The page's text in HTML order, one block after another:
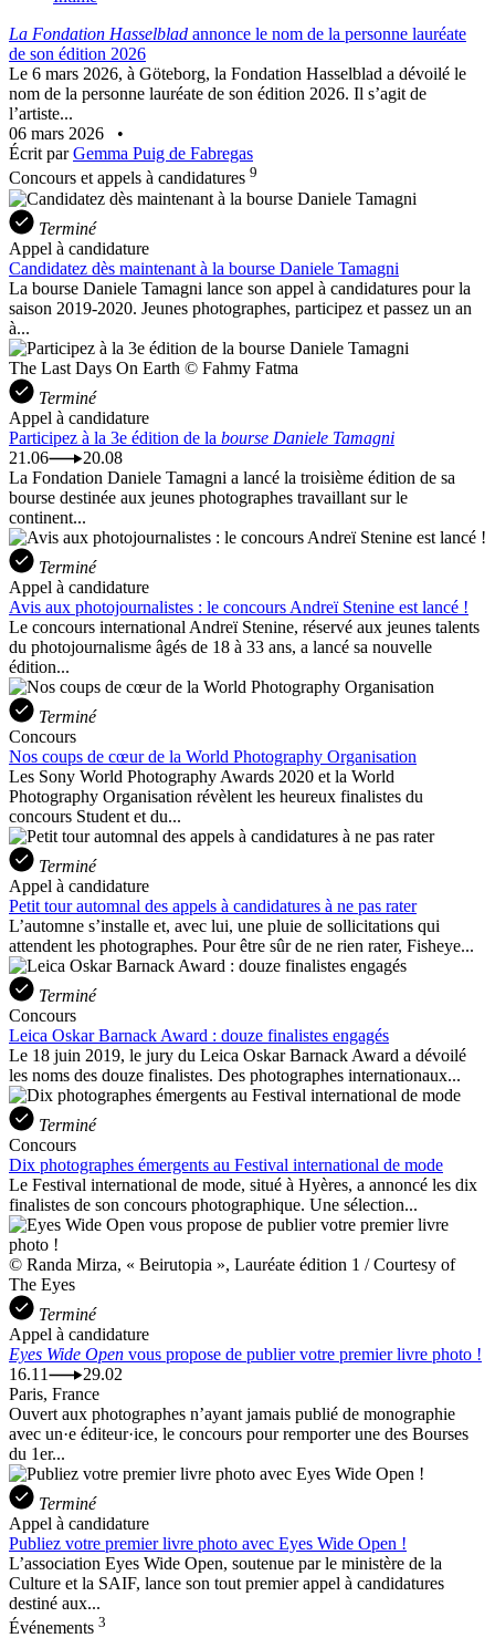
La Fondation Hasselblad annonce le nom de la personne lauréate
de son édition 2026
Le 6 mars 2026, à Göteborg, la Fondation Hasselblad a dévoilé le
nom de la personne lauréate de son édition 2026. Il s’agit de
l’artiste...
06 mars 2026
•
Écrit parGemma Puig de Fabregas
Concours et appels à candidatures 9
Terminé
Appel à candidature
Candidatez dès maintenant à la bourse Daniele Tamagni
La bourse Daniele Tamagni lance son appel à candidatures pour la
saison 2019-2020. Jeunes photographes, participez et passez un an
à...
The Last Days On Earth © Fahmy Fatma
Terminé
Appel à candidature
Participez à la 3e édition de la bourse Daniele Tamagni
21.06
20.08
La Fondation Daniele Tamagni a lancé la troisième édition de sa
bourse destinée aux jeunes photographes travaillant sur le
continent...
Terminé
Appel à candidature
Avis aux photojournalistes : le concours Andreï Stenine est lancé !
Le concours international Andreï Stenine, réservé aux jeunes talents
du photojournalisme âgés de 18 à 33 ans, a lancé sa nouvelle
édition...
Terminé
Concours
Nos coups de cœur de la World Photography Organisation
Les Sony World Photography Awards 2020 et la World
Photography Organisation révèlent les heureux finalistes du
concours Student et du...
Terminé
Appel à candidature
Petit tour automnal des appels à candidatures à ne pas rater
L’automne s’installe et, avec lui, une pluie de sollicitations qui
attendent les photographes. Pour être sûr de ne rien rater, Fisheye...
Terminé
Concours
Leica Oskar Barnack Award : douze finalistes engagés
Le 18 juin 2019, le jury du Leica Oskar Barnack Award a dévoilé
les noms des douze finalistes. Des photographes internationaux...
Terminé
Concours
Dix photographes émergents au Festival international de mode
Le Festival international de mode, situé à Hyères, a annoncé les dix
finalistes de son concours photographique. Une sélection...
© Randa Mirza, « Beirutopia », Lauréate édition 1 / Courtesy of
The Eyes
Terminé
Appel à candidature
Eyes Wide Open vous propose de publier votre premier livre photo !
16.11
29.02
Paris, France
Ouvert aux photographes n’ayant jamais publié de monographie
avec un·e éditeur·ice, le concours pour remporter une des Bourses
du 1er...
Terminé
Appel à candidature
Publiez votre premier livre photo avec Eyes Wide Open !
L’association Eyes Wide Open, soutenue par le ministère de la
Culture et la SAIF, lance son tout premier appel à candidatures
destiné aux...
Événements 3